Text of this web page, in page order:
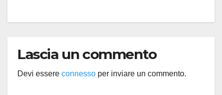
Lascia un commento
Devi essere connesso per inviare un commento.